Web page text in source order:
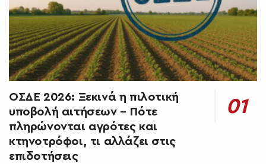
ΟΣΔΕ 2026: Ξεκινά η πιλοτική
υποβολή αιτήσεων – Πότε
πληρώνονται αγρότες και
κτηνοτρόφοι, τι αλλάζει στις
επιδοτήσεις